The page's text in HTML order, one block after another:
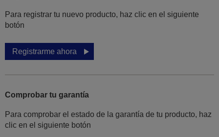
Para registrar tu nuevo producto, haz clic en el siguiente
botón
Registrarme ahora
Comprobar tu garantía
Para comprobar el estado de la garantía de tu producto, haz
clic en el siguiente botón